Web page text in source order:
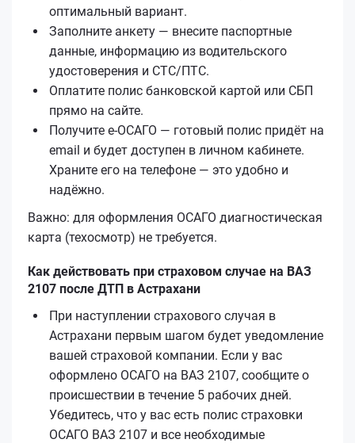
оптимальный вариант.
Заполните анкету — внесите паспортные
данные, информацию из водительского
удостоверения и СТС/ПТС.
Оплатите полис банковской картой или СБП
прямо на сайте.
Получите е‑ОСАГО — готовый полис придёт на
email и будет доступен в личном кабинете.
Храните его на телефоне — это удобно и
надёжно.
Важно: для оформления ОСАГО диагностическая
карта (техосмотр) не требуется.
Как действовать при страховом случае на ВАЗ
2107 после ДТП в Астрахани
При наступлении страхового случая в
Астрахани первым шагом будет уведомление
вашей страховой компании. Если у вас
оформлено ОСАГО на ВАЗ 2107, сообщите о
происшествии в течение 5 рабочих дней.
Убедитесь, что у вас есть полис страховки
ОСАГО ВАЗ 2107 и все необходимые